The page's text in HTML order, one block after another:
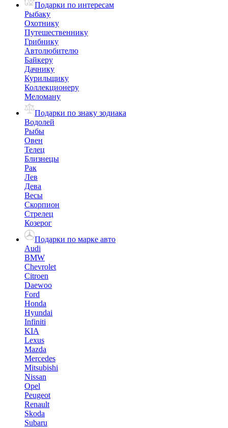
Подарки по интересам
Рыбаку
Охотнику
Путешественнику
Грибнику
Автолюбителю
Байкеру
Дачнику
Курильщику
Коллекционеру
Меломану
Подарки по знаку зодиака
Водолей
Рыбы
Овен
Телец
Близнецы
Рак
Лев
Дева
Весы
Скорпион
Стрелец
Козерог
Подарки по марке авто
Audi
BMW
Chevrolet
Citroen
Daewoo
Ford
Honda
Hyundai
Infiniti
KIA
Lexus
Mazda
Mercedes
Mitsubishi
Nissan
Opel
Peugeot
Renault
Skoda
Subaru